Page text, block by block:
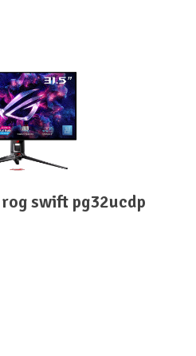
rog swift pg32ucdp